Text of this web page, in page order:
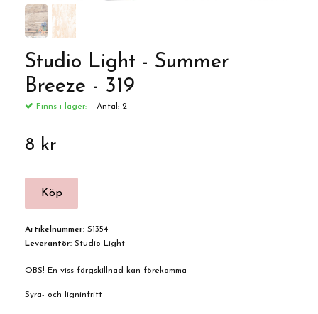
Studio Light - Summer
Breeze - 319
Finns i lager: Antal: 2
8 kr
Artikelnummer: S1354
Leverantör: Studio Light
OBS! En viss färgskillnad kan förekomma
Syra- och ligninfritt